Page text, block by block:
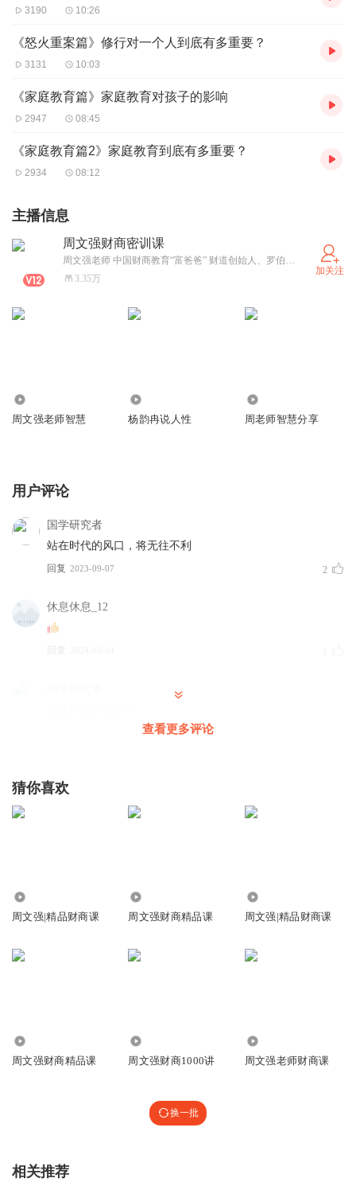
3190 10:26
《怒火重案篇》修行对一个人到底有多重要？
3131 10:03
《家庭教育篇》家庭教育对孩子的影响
2947 08:45
《家庭教育篇2》家庭教育到底有多重要？
2934 08:12
主播信息
周文强财商密训课
周文强老师 中国财商教育“富爸爸” 财道创始人、罗伯特·T·清崎学生 出身农村，毫无背景的他，初中辍学走上工地，做过13个行业，26份工作，短短数年之内，创业成功，创办多家公司，如今早已实现财富自由，他独创致富学体系，用4大板块全方位根除穷人思维，他的财商思维是他白手起家的核心。 【跟随周老师学习更多财商/主播/演说/创业/管理/营销/投资等课程】
3.35万
加关注
周文强老师智慧 杨韵冉说人性 周老师智慧分享
用户评论
国学研究者
站在时代的风口，将无往不利
回复 2023-09-07 2
休息休息_12
回复
查看更多评论
猜你喜欢
周文强|精品财商课 周文强财商精品课 周文强|精品财商课
周文强财商精品课 周文强财商1000讲 周文强老师财商课
换一批
相关推荐